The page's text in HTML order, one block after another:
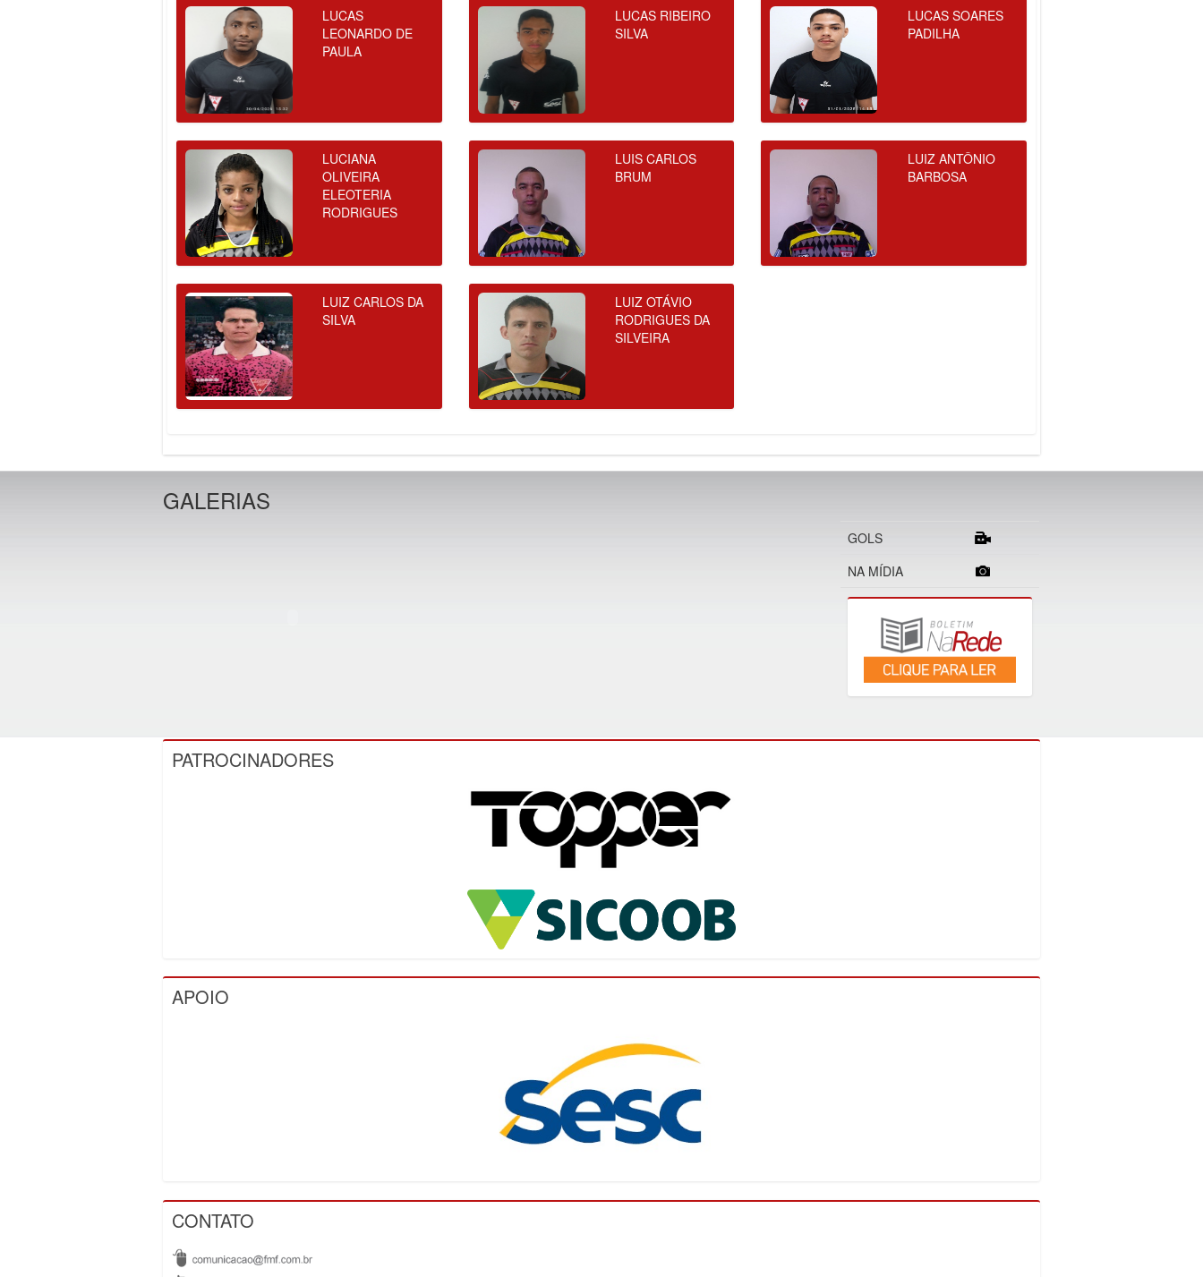
LUCAS
LEONARDO DE
PAULA
LUCAS RIBEIRO
SILVA
LUCAS SOARES
PADILHA
LUCIANA
OLIVEIRA
ELEOTERIA
RODRIGUES
LUIS CARLOS
BRUM
LUIZ ANTÔNIO
BARBOSA
LUIZ CARLOS DA
SILVA
LUIZ OTÁVIO
RODRIGUES DA
SILVEIRA
GALERIAS
GOLS
NA MÍDIA
PATROCINADORES
APOIO
CONTATO